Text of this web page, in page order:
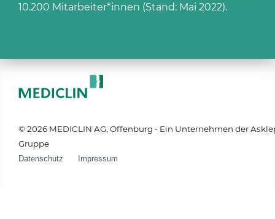
10.200 Mitarbeiter*innen (Stand: Mai 2022).
© 2026 MEDICLIN AG, Offenburg - Ein Unternehmen der
Gruppe
Datenschutz Impressum